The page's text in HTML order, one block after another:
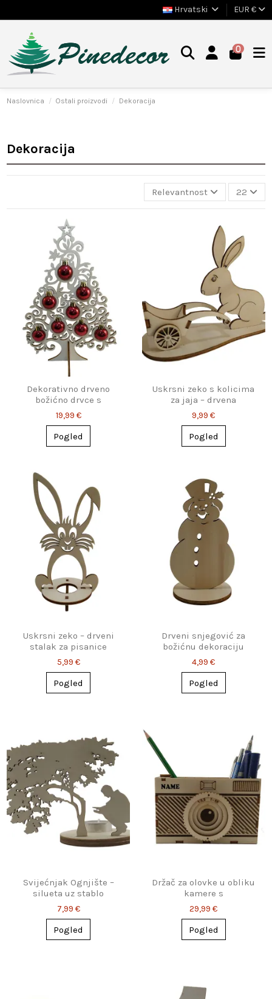
Hrvatski EUR €
0
Naslovnica Ostali proizvodi Dekoracija
Dekoracija
Relevantnost 22
Dekorativno drveno
božićno drvce s
kuglicama
19,99 €
Pogled
Uskrsni zeko s kolicima
za jaja – drvena
dekoracija
9,99 €
Pogled
Uskrsni zeko – drveni
stalak za pisanice
5,99 €
Pogled
Drveni snjegović za
božićnu dekoraciju
4,99 €
Pogled
Svijećnjak Ognjište –
silueta uz stablo
7,99 €
Pogled
Držač za olovke u obliku
kamere s
personalizacijom
29,99 €
Pogled